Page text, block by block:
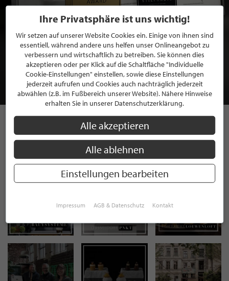
BEWERBEN SIE SICH FÜR EINE GRATIS
MITGLIEDSCHAFT BEI STILPUNKTE®
JETZT GRATIS BEWERBEN
STILPUNKTE AUF
INSTAGRAM
Ihre Privatsphäre ist uns wichtig!
Wir setzen auf unserer Website Cookies ein. Einige von ihnen sind
essentiell, während andere uns helfen unser Onlineangebot zu
verbessern und wirtschaftlich zu betreiben. Sie können dies
akzeptieren oder per Klick auf die Schaltfläche "Individuelle
Cookie-Einstellungen" einstellen, sowie diese Einstellungen
jederzeit aufrufen und Cookies auch nachträglich jederzeit
abwählen (z.B. im Fußbereich unserer Website). Nähere Hinweise
erhalten Sie in unserer Datenschutzerklärung.
Alle akzeptieren
Alle ablehnen
Einstellungen bearbeiten
Impressum AGB & Datenschutz Kontakt